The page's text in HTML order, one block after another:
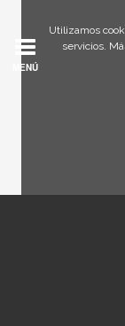
Utilizamos
servicios.
MENÚ